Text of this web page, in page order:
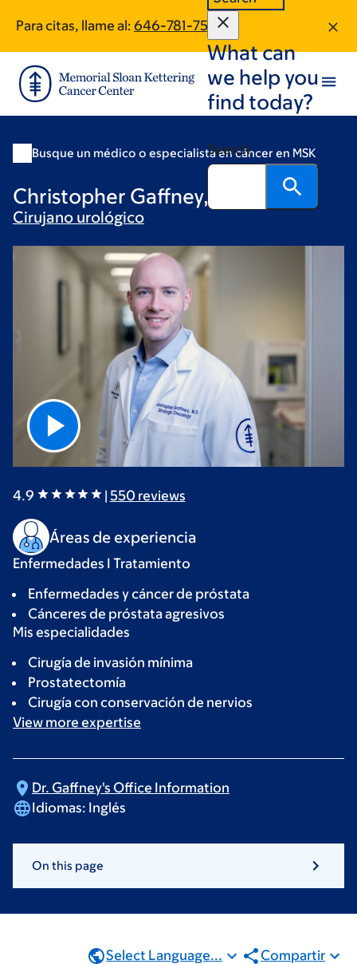
main
content
footer
Para citas, llame al: 646-781-7520
What can
we help you
find today?
Search
Busque un médico o especialista en cáncer en MSK
Christopher Gaffney, MD
Cirujano urológico
4.9 | 550 reviews
Áreas de experiencia
Enfermedades I Tratamiento
Enfermedades y cáncer de próstata
Cánceres de próstata agresivos
Mis especialidades
Cirugía de invasión mínima
Prostatectomía
Cirugía con conservación de nervios
View more expertise
Dr. Gaffney's Office Information
Idiomas: Inglés
On this page
Select Language... Compartir